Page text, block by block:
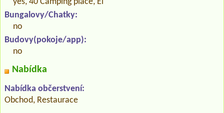
yes, 40 Camping place, El
Bungalovy/Chatky:
no
Budovy(pokoje/app):
no
Nabídka
Nabídka občerstvení:
Obchod, Restaurace